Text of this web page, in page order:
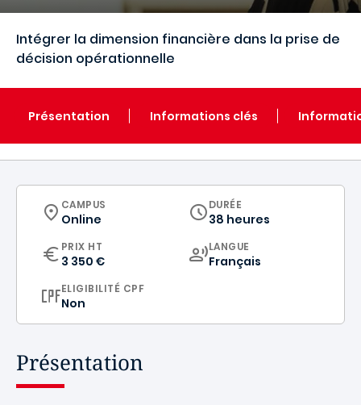
Intégrer la dimension financière dans la prise de
décision opérationnelle
Présentation Informations clés
CURRICULUM
CAMPUS
Online
DURÉE
38 heures
PRIX HT
3 350 €
CURRICULUM
LANGUE
Français
ELIGIBILITÉ CPF
Non
Présentation